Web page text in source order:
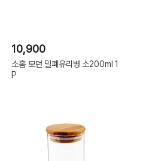
10,900
소홈 모던 밀폐유리병 소200ml 1
P